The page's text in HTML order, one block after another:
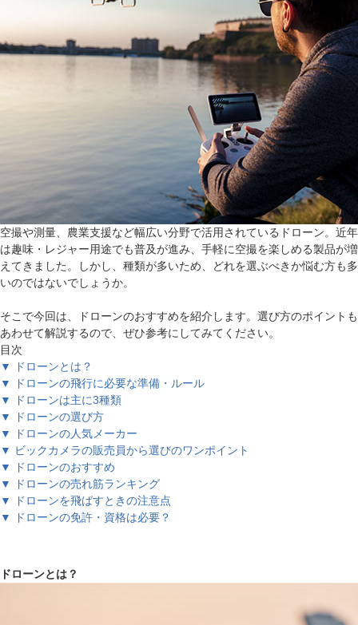
空撮や測量、農業支援など幅広い分野で活用されているドローン。近年
は趣味・レジャー用途でも普及が進み、手軽に空撮を楽しめる製品が増
えてきました。しかし、種類が多いため、どれを選ぶべきか悩む方も多
いのではないでしょうか。
そこで今回は、ドローンのおすすめを紹介します。選び方のポイントも
あわせて解説するので、ぜひ参考にしてみてください。
目次
▼ ドローンとは？
▼ ドローンの飛行に必要な準備・ルール
▼ ドローンは主に3種類
▼ ドローンの選び方
▼ ドローンの人気メーカー
▼ ビックカメラの販売員から選びのワンポイント
▼ ドローンのおすすめ
▼ ドローンの売れ筋ランキング
▼ ドローンを飛ばすときの注意点
▼ ドローンの免許・資格は必要？
ドローンとは？